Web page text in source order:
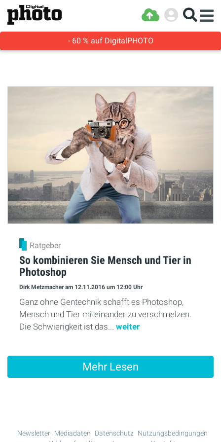
- 60 % auf DigitalPHOTO
Ratgeber
So kombinieren Sie Mensch und Tier in
Photoshop
Dirk Metzmacheram 12.11.2016 um 12:00 Uhr
Ganz ohne Gentechnik schafft es Photoshop,
Mensch und Tier miteinander zu verschmelzen.
Die Schwierigkeit ist das... weiter
Mehr Lesen
Newsletter Mediadaten Datenschutz Nutzungsbedingungen